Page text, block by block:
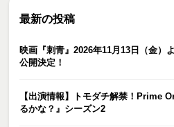
最新の投稿
映画『刺青』2026年11月13日（金）
公開決定！
【出演情報】トモダチ解禁！Prime
るかな？』シーズン2